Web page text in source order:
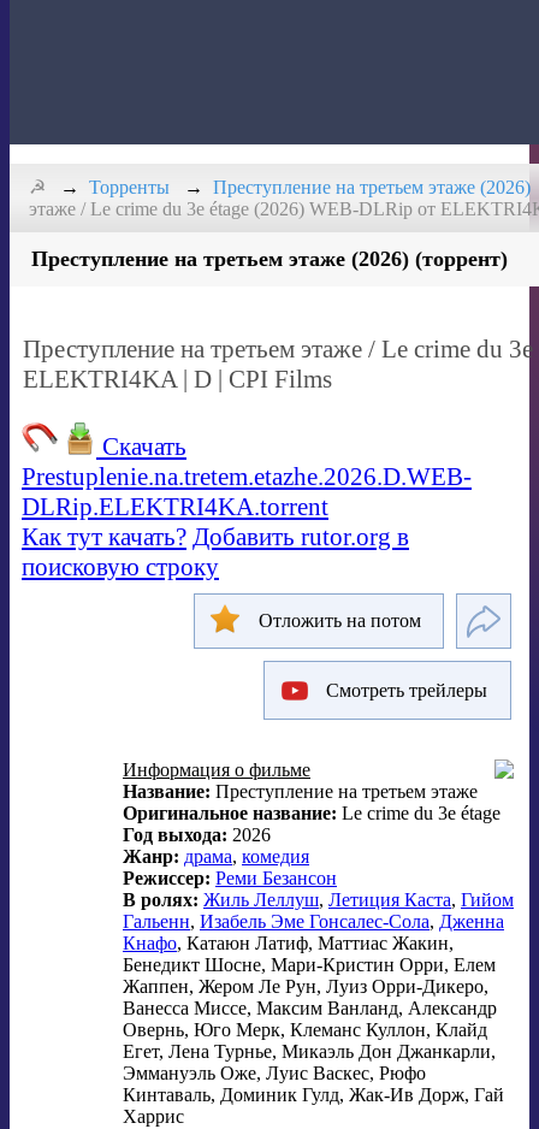
☭ Торренты
Преступление на третьем этаже (2026)
этаже / Le crime du 3e étage (2026) WEB-DLRip от
Преступление на третьем этаже (2026) (торрент)
Преступление на третьем этаже / Le crime du
ELEKTRI4KA | D | CPI Films
Скачать
Prestuplenie.na.tretem.etazhe.2026.D.WEB-
DLRip.ELEKTRI4KA.torrent
Как тут качать? Добавить rutor.org в
поисковую строку
Отложить на потом
Смотреть трейлеры
Информация о фильме
Название: Преступление на третьем этаже
Оригинальное название: Le crime du 3e étage
Год выхода: 2026
Жанр: драма, комедия
Режиссер: Реми Безансон
В ролях: Жиль Леллуш, Летиция Каста, Гийом
Гальенн, Изабель Эме Гонсалес-Сола, Дженна
Кнафо, Катаюн Латиф, Маттиас Жакин,
Бенедикт Шосне, Мари-Кристин Орри, Елем
Жаппен, Жером Ле Рун, Луиз Орри-Дикеро,
Ванесса Миссе, Максим Ванланд, Александр
Овернь, Юго Мерк, Клеманс Куллон, Клайд
Егет, Лена Турнье, Микаэль Дон Джанкарли,
Эммануэль Оже, Луис Васкес, Рюфо
Кинтаваль, Доминик Гулд, Жак-Ив Дорж, Гай
Харрис